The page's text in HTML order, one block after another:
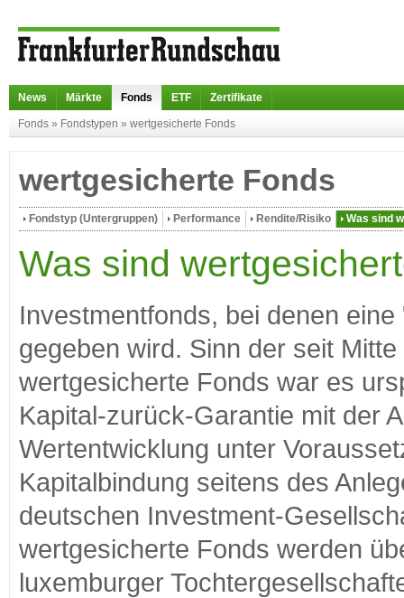
News Märkte Fonds ETF Zertifikate
Fonds » Fondstypen » wertgesicherte Fonds
wertgesicherte Fonds
Fondstyp (Untergruppen) Performance Rendite/Risiko Was sind
Was sind
Investmentfonds, bei denen
gegeben wird. Sinn der seit
wertgesicherte Fonds war es
Kapital-zurück-Garantie mit der
Wertentwicklung unter
Kapitalbindung seitens des
deutschen Investment-
wertgesicherte Fonds werden
luxemburger